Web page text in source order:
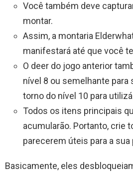
Você também deve
montar.
Assim, a montaria
manifestará até que você
O deer do jogo anterior
nível 8 ou semelhante para
torno do nível 10 para
Todos os itens principais
acumularão. Portanto, crie
parecerem úteis para a sua
Basicamente, eles